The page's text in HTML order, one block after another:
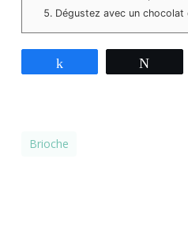
Dégustez avec un chocolat
Brioche